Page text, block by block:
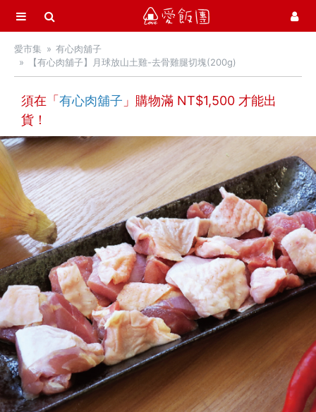
選單
首頁
中秋烤肉 / 生鮮
季節推薦 / 新品登場
活力早餐
營養補給站
吃零食
愛甜點
火腿．起司．歐陸食材
料理盛宴
水餃 / 麵食 / 湯圓 / 包子
滷味 / 香腸 / 下酒菜
熟食 / 小吃 / 鮑魚罐
喝湯吃火鍋
愛市集
有心肉舖子
【有心肉舖子】月球放山土雞-去骨雞腿切塊(200g)
須在「 有心肉舖子 」購物滿 NT$1,500 才能出
貨！